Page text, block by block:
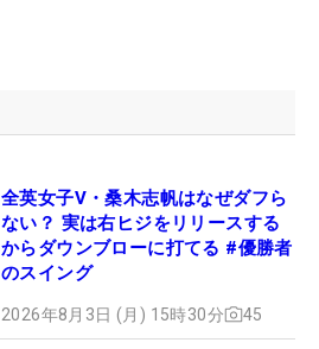
全英女子V・桑木志帆はなぜダフら
ない？ 実は右ヒジをリリースする
からダウンブローに打てる #優勝者
のスイング
2026年8月3日 (月) 15時30分 45